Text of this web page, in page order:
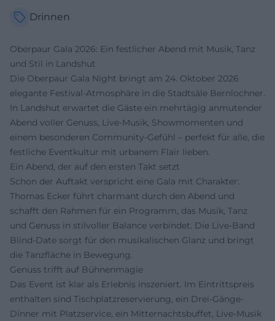
Drinnen
Oberpaur Gala 2026: Ein festlicher Abend mit Musik, Tanz
und Stil in Landshut
Die Oberpaur Gala Night bringt am 24. Oktober 2026
elegante Festival-Atmosphäre in die Stadtsäle Bernlochner.
In Landshut erwartet die Gäste ein mehrtägig anmutender
Abend voller Genuss, Live-Musik, Showmomenten und
einem besonderen Community-Gefühl – perfekt für alle, die
festliche Eventkultur mit urbanem Flair lieben.
Ein Abend, der auf den ersten Takt setzt
Schon der Auftakt verspricht eine Gala mit Charakter:
Thomas Ecker führt charmant durch den Abend und
schafft den Rahmen für ein Programm, das Musik, Tanz
und Genuss in stilvoller Balance verbindet. Die Live-Band
Blind-Date sorgt für den musikalischen Glanz und bringt
die Tanzfläche in Bewegung.
Genuss trifft auf Bühnenmagie
Das Event ist klar als Erlebnis inszeniert. Im Eintrittspreis
enthalten sind Tischplatzreservierung, ein Drei-Gänge-
Dinner mit Platzservice, ein Mitternachtsbuffet, Live-Musik